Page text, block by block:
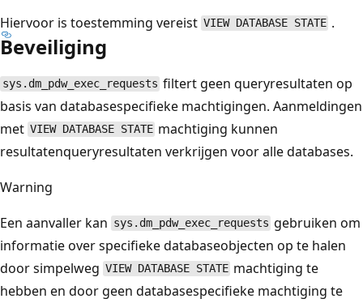
Hiervoor is toestemming vereist VIEW DATABASE STATE .
Beveiliging
sys.dm_pdw_exec_requests filtert geen queryresultaten op
basis van databasespecifieke machtigingen. Aanmeldingen
met VIEW DATABASE STATE machtiging kunnen
resultatenqueryresultaten verkrijgen voor alle databases.
Warning
Een aanvaller kan sys.dm_pdw_exec_requests gebruiken om
informatie over specifieke databaseobjecten op te halen
door simpelweg VIEW DATABASE STATE machtiging te
hebben en door geen databasespecifieke machtiging te